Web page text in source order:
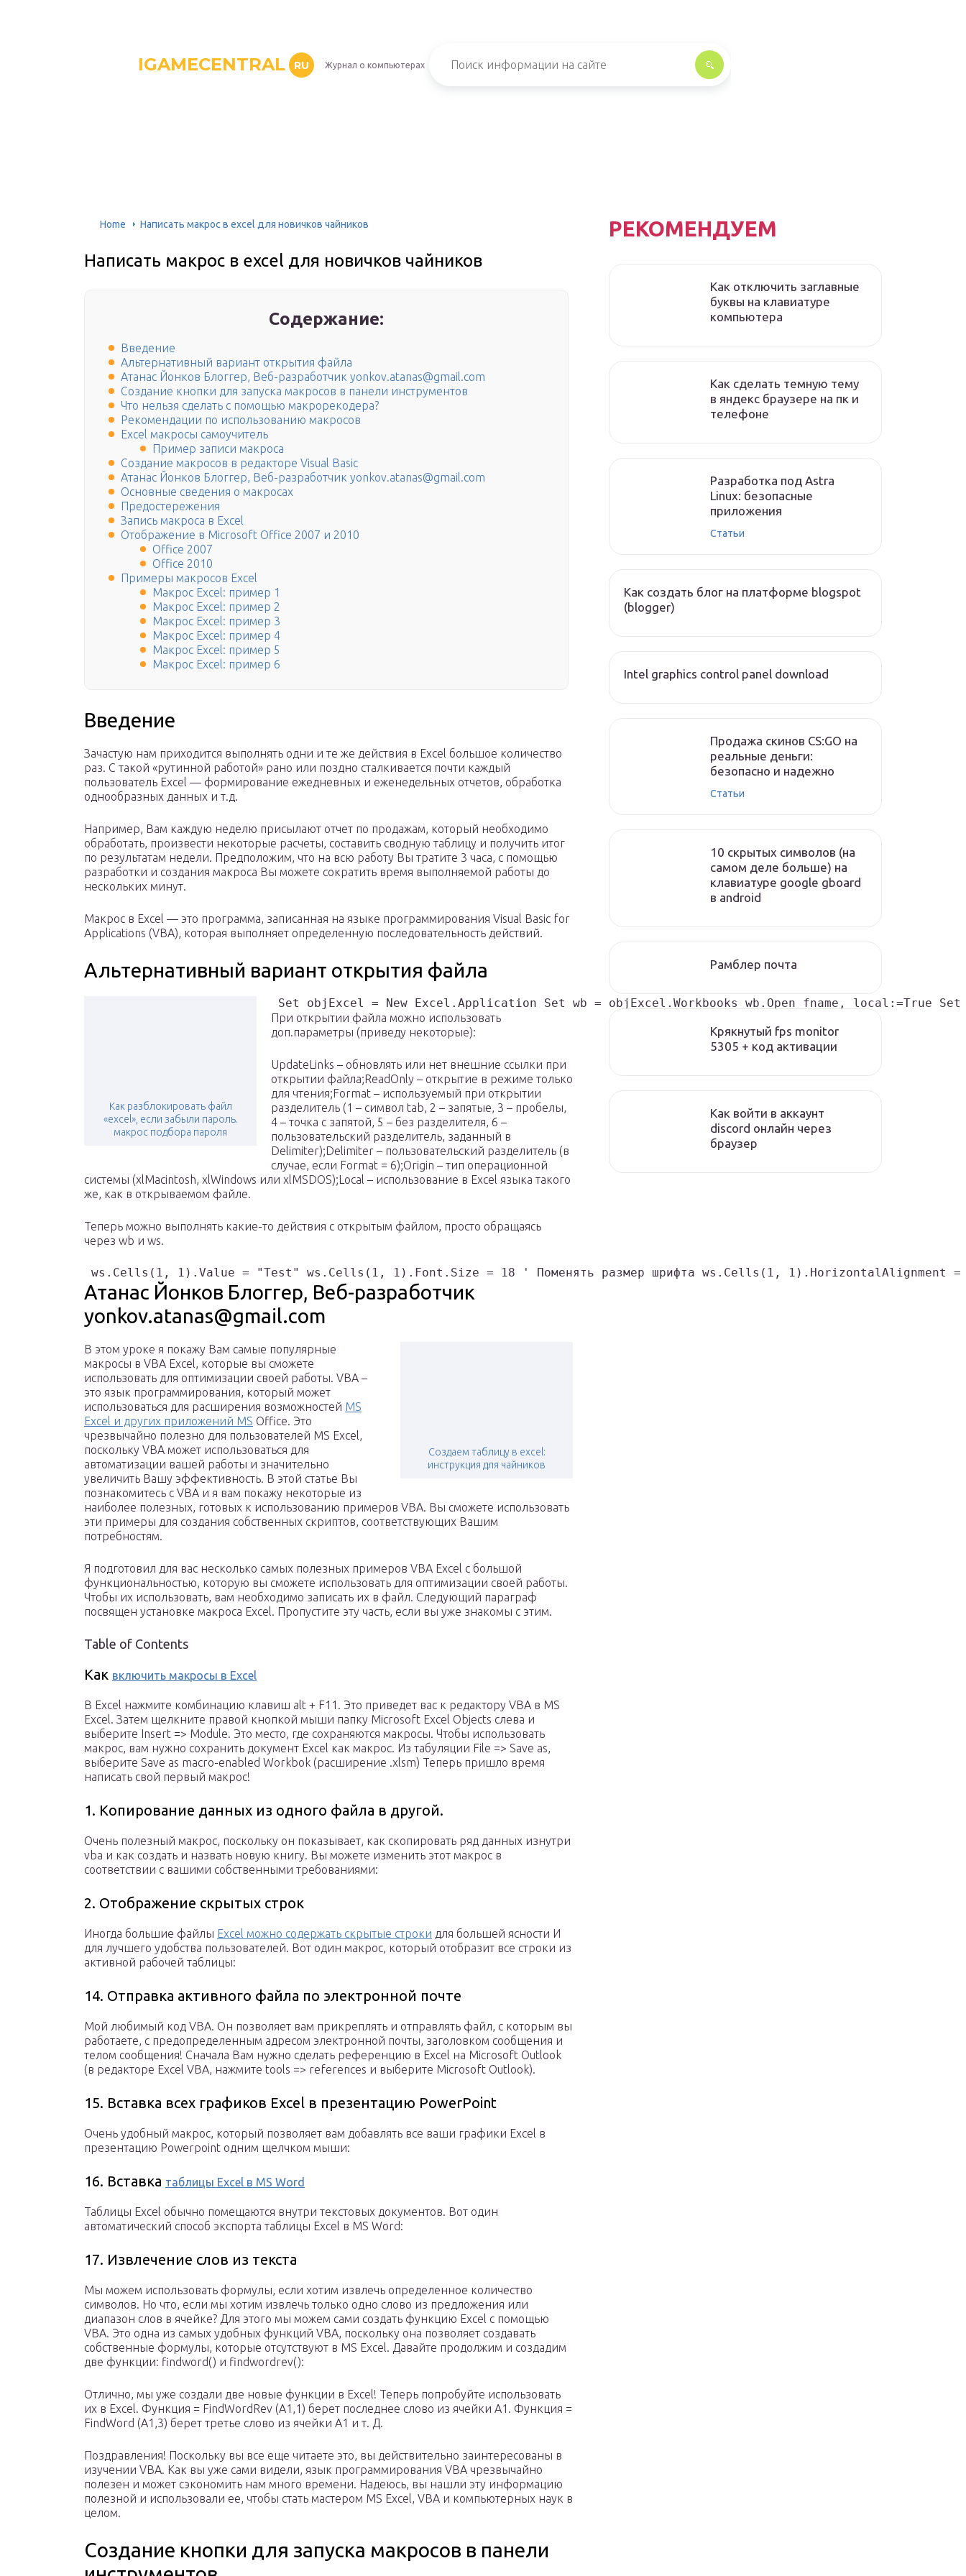
IGAMECENTRAL RU Журнал о компьютерах
Home Написать макрос в excel для новичков чайников
Написать макрос в excel для новичков чайников
Содержание:
Введение
Альтернативный вариант открытия файла
Атанас Йонков Блоггер, Веб-разработчик yonkov.atanas@gmail.com
Создание кнопки для запуска макросов в панели инструментов
Что нельзя сделать с помощью макрорекодера?
Рекомендации по использованию макросов
Excel макросы самоучитель
Пример записи макроса
Создание макросов в редакторе Visual Basic
Атанас Йонков Блоггер, Веб-разработчик yonkov.atanas@gmail.com
Основные сведения о макросах
Предостережения
Запись макроса в Excel
Отображение в Microsoft Office 2007 и 2010
Office 2007
Office 2010
Примеры макросов Excel
Макрос Excel: пример 1
Макрос Excel: пример 2
Макрос Excel: пример 3
Макрос Excel: пример 4
Макрос Excel: пример 5
Макрос Excel: пример 6
Введение
Зачастую нам приходится выполнять одни и те же действия в Excel большое количество
раз. C такой «рутинной работой» рано или поздно сталкивается почти каждый
пользователь Excel — формирование ежедневных и еженедельных отчетов, обработка
однообразных данных и т.д.
Например, Вам каждую неделю присылают отчет по продажам, который необходимо
обработать, произвести некоторые расчеты, составить сводную таблицу и получить итог
по результатам недели. Предположим, что на всю работу Вы тратите 3 часа, с помощью
разработки и создания макроса Вы можете сократить время выполняемой работы до
нескольких минут.
Макрос в Excel — это программа, записанная на языке программирования Visual Basic for
Applications (VBA), которая выполняет определенную последовательность действий.
Альтернативный вариант открытия файла
Как разблокировать файл
«excel», если забыли пароль.
макрос подбора пароля
Set objExcel = New Excel.Application Set wb = objExcel.Workbooks wb.Open fname, local:=True
При открытии файла можно использовать
доп.параметры (приведу некоторые):
UpdateLinks – обновлять или нет внешние ссылки при
открытии файла;ReadOnly – открытие в режиме только
для чтения;Format – используемый при открытии
разделитель (1 – символ tab, 2 – запятые, 3 – пробелы,
4 – точка с запятой, 5 – без разделителя, 6 –
пользовательский разделитель, заданный в
Delimiter);Delimiter – пользовательский разделитель (в
случае, если Format = 6);Origin – тип операционной
системы (xlMacintosh, xlWindows или xlMSDOS);Local – использование в Excel языка такого
же, как в открываемом файле.
Теперь можно выполнять какие-то действия с открытым файлом, просто обращаясь
через wb и ws.
ws.Cells(1, 1).Value = "Test" ws.Cells(1, 1).Font.Size = 18 ' Поменять размер шрифта ws.Cells(1, 1).HorizontalAlignment
Атанас Йонков Блоггер, Веб-разработчик
yonkov.atanas@gmail.com
Создаем таблицу в excel:
инструкция для чайников
В этом уроке я покажу Вам самые популярные
макросы в VBA Excel, которые вы сможете
использовать для оптимизации своей работы. VBA –
это язык программирования, который может
использоваться для расширения возможностей MS
Excel и других приложений MS Office. Это
чрезвычайно полезно для пользователей MS Excel,
поскольку VBA может использоваться для
автоматизации вашей работы и значительно
увеличить Вашу эффективность. В этой статье Вы
познакомитесь с VBA и я вам покажу некоторые из
наиболее полезных, готовых к использованию примеров VBA. Вы сможете использовать
эти примеры для создания собственных скриптов, соответствующих Вашим
потребностям.
Я подготовил для вас несколько самых полезных примеров VBA Excel с большой
функциональностью, которую вы сможете использовать для оптимизации своей работы.
Чтобы их использовать, вам необходимо записать их в файл. Следующий параграф
посвящен установке макроса Excel. Пропустите эту часть, если вы уже знакомы с этим.
Table of Contents
Как включить макросы в Excel
В Excel нажмите комбинацию клавиш alt + F11. Это приведет вас к редактору VBA в MS
Excel. Затем щелкните правой кнопкой мыши папку Microsoft Excel Objects слева и
выберите Insert => Module. Это место, где сохраняются макросы. Чтобы использовать
макрос, вам нужно сохранить документ Excel как макрос. Из табуляции File => Save as,
выберите Save as macro-enabled Workbok (расширение .xlsm) Теперь пришло время
написать свой первый макрос!
1. Копирование данных из одного файла в другой.
Очень полезный макрос, поскольку он показывает, как скопировать ряд данных изнутри
vba и как создать и назвать новую книгу. Вы можете изменить этот макрос в
соответствии с вашими собственными требованиями:
2. Отображение скрытых строк
Иногда большие файлы Excel можно содержать скрытые строки для большей ясности И
для лучшего удобства пользователей. Вот один макрос, который отобразит все строки из
активной рабочей таблицы:
14. Отправка активного файла по электронной почте
Мой любимый код VBA. Он позволяет вам прикреплять и отправлять файл, с которым вы
работаете, с предопределенным адресом электронной почты, заголовком сообщения и
телом сообщения! Сначала Вам нужно сделать референцию в Excel на Microsoft Outlook
(в редакторе Excel VBA, нажмите tools => references и выберите Microsoft Outlook).
15. Вставка всех графиков Excel в презентацию PowerPoint
Очень удобный макрос, который позволяет вам добавлять все ваши графики Excel в
презентацию Powerpoint одним щелчком мыши:
16. Вставка таблицы Excel в MS Word
Таблицы Excel обычно помещаются внутри текстовых документов. Вот один
автоматический способ экспорта таблицы Excel в MS Word:
17. Извлечение слов из текста
Мы можем использовать формулы, если хотим извлечь определенное количество
символов. Но что, если мы хотим извлечь только одно слово из предложения или
диапазон слов в ячейке? Для этого мы можем сами создать функцию Excel с помощью
VBA. Это одна из самых удобных функций VBA, поскольку она позволяет создавать
собственные формулы, которые отсутствуют в MS Excel. Давайте продолжим и создадим
две функции: findword() и findwordrev():
Отлично, мы уже создали две новые функции в Excel! Теперь попробуйте использовать
их в Excel. Функция = FindWordRev (A1,1) берет последнее слово из ячейки A1. Функция =
FindWord (A1,3) берет третье слово из ячейки A1 и т. Д.
Поздравления! Поскольку вы все еще читаете это, вы действительно заинтересованы в
изучении VBA. Как вы уже сами видели, язык программирования VBA чрезвычайно
полезен и может сэкономить нам много времени. Надеюсь, вы нашли эту информацию
полезной и использовали ее, чтобы стать мастером MS Excel, VBA и компьютерных наук в
целом.
Создание кнопки для запуска макросов в панели
РЕКОМЕНДУЕМ
Как отключить заглавные
буквы на клавиатуре
компьютера
Как сделать темную тему
в яндекс браузере на пк и
телефоне
Разработка под Astra
Linux: безопасные
приложения
Статьи
Как создать блог на платформе blogspot
(blogger)
Intel graphics control panel download
Продажа скинов CS:GO на
реальные деньги:
безопасно и надежно
Статьи
10 скрытых символов (на
самом деле больше) на
клавиатуре google gboard
в android
Рамблер почта
Крякнутый fps monitor
5305 + код активации
Как войти в аккаунт
discord онлайн через
браузер